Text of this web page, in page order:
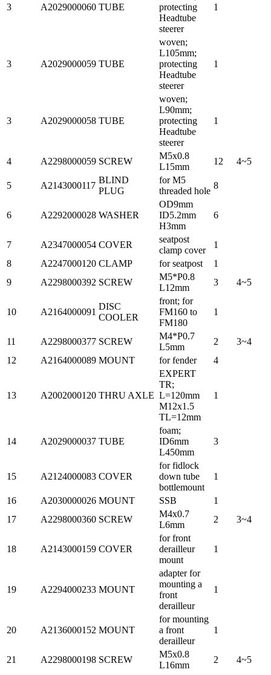
3 A2029000060 TUBE
protecting
Headtube
steerer
1
3 A2029000059 TUBE
woven;
L105mm;
protecting
Headtube
steerer
1
3 A2029000058 TUBE
woven;
L90mm;
protecting
Headtube
steerer
1
4 A2298000059 SCREW
M5x0.8
L15mm
12 4~5
5 A2143000117
BLIND
PLUG
for M5
threaded hole
8
6 A2292000028 WASHER
OD9mm
ID5.2mm
H3mm
6
7 A2347000054 COVER
seatpost
clamp cover
1
8
A2247000120 CLAMP for seatpost
1
9
A2298000392 SCREW
M5*P0.8
L12mm
3 4~5
10 A2164000091
DISC
COOLER
front; for
FM160 to
FM180
1
11 A2298000377 SCREW
M4*P0.7
L5mm
2
3~4
12
A2164000089 MOUNT for fender 4
13 A2002000120 THRU AXLE
EXPERT
TR;
L=120mm
M12x1.5
TL=12mm
1
14 A2029000037 TUBE
foam;
ID6mm
L450mm
3
15 A2124000083 COVER
for fidlock
down tube
bottlemount
1
16 A2030000026 MOUNT SSB
1
17
A2298000360 SCREW
M4x0.7
L6mm
2 3~4
18 A2143000159 COVER
for front
derailleur
mount
1
19 A2294000233 MOUNT
adapter for
mounting a
front
derailleur
1
20 A2136000152 MOUNT
for mounting
a front
derailleur
1
21 A2298000198 SCREW
M5x0.8
L16mm
2
4~5